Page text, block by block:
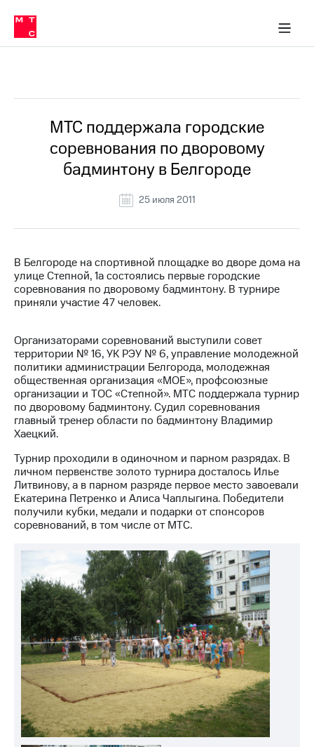
Медиа-центр
и акционерам
Устойчивое развитие
Комплаенс и деловая этика
компании
Карьера
История
компании
Руководство
информация
Контакты
Медиа-центр
Пресс-
релизы
МТС
о технологиях
Достижения
Интервью
Финансовая
Контакты
Пригласить
спикера
Корпоративное
управление
Корпоративный
секретарь
Раскрытие
информации
Информация
акционерам
Документы
ПАО
"МТС"
Собрания
акционеров
Личный
в МТС
Пресс-
релизы
МТС
о технологиях
МТС поддержала городские
соревнования по дворовому
бадминтону в Белгороде
25 июля 2011
В Белгороде на спортивной площадке во дворе дома на
улице Степной, 1а состоялись первые городские
соревнования по дворовому бадминтону. В турнире
приняли участие 47 человек.
Организаторами соревнований выступили совет
территории № 16, УК РЭУ № 6, управление молодежной
политики администрации Белгорода, молодежная
общественная организация «МОЕ», профсоюзные
организации и ТОС «Степной». МТС поддержала турнир
по дворовому бадминтону. Судил соревнования
главный тренер области по бадминтону Владимир
Хаецкий.
Турнир проходили в одиночном и парном разрядах. В
личном первенстве золото турнира досталось Илье
Литвинову, а в парном разряде первое место завоевали
Екатерина Петренко и Алиса Чаплыгина. Победители
получили кубки, медали и подарки от спонсоров
соревнований, в том числе от МТС.